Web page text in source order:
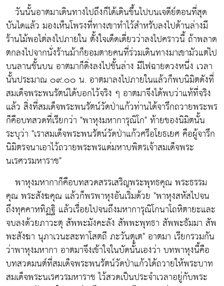
วันนั้นอาตมาเดินทางไปถึงก็ได้เดินขึ้นไปบนเจดีย์ตอนที่สุด
บันไดแล้ว มองเห็นโพรงที่ทางเขาทำไว้สำหรับลงไปด้านล่างมี
ร้านไม้พอไต่ลงไปภายใน ตั้งใจเด็ดเดี่ยวว่าลงไปคราวนี้ ถ้าพลาด
ตกลงไปจากนั่งร้านม้าก็ยอมตายคนที่ร่วมเดินทางมาเขามัวแต่ไป
บนลานชั้นบน อาตมาก็ดิ่งลงไปชั้นล่าง มีไฟฉายดวงหนึ่ง เวลา
นั้นประมาณ ๐๙.๐๐ น. อาตมาลงไปภายในแล้วก็พบนิมิตดังที่
สมเด็จพระพนรัตน์ได้บอกไว้จริง ๆ อาตมาจึงได้พบว่าแท้ที่จริง
แล้ว สิ่งที่สมเด็จพระพนรัตน์วัดป่าแก้วท่านได้จารึกถวายพระพร
ก็คือบทสวดที่เรียกว่า "พาหุงมหาการุณิโก" ท้ายของนิมิตนั้น
ระบุว่า "เราสมเด็จพระพนรัตน์วัดป่าแก้วศรีอโยธเยศ คือผู้จารึก
นิมิตรจนาเอาไว้ถวายพระพรแด่มหาบพิตรเจ้าสมเด็จพระ
นเรศวรมหาราช"
พาหุงมหากาก็คือบทสวดสรรเสริญพระพุทธคุณ พระธรรม
คุณ พระสังฆคุณ แล้วก็พรพาหุงอันเริ่มด้วย "พาหุงสหัสไปจน
ถึงทุคคาหทิฏฐิ แล้วเรื่อยไปจนถึงมหาการุณิโกนาโถหิตายะและ
จบลงด้วยภาวะตุ สัพพะมังคะลัง สัพพะพุทธา สัพพะธัมมา สัพ
พะสังฆา นุภาเวนะสะทาโสตถี ภะวันตุเต" อาตมา เรียกรวมกัน
ว่าพาหุงมหากา อาตมาจึงเข้าใจในบัดนั้นเองว่า บทพาหุงนี้คือ
บทสวดมนต์ที่สมเด็จพระพนรัตน์วัดป่าแก้วได้ถวายให้พระบาท
สมเด็จพระนเรศวรมหาราช ไว้สวดเป็นประจำเวลาอยู่กับพระ